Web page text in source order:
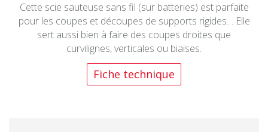
Cette scie sauteuse sans fil (sur batteries) est parfaite
pour les coupes et découpes de supports rigides… Elle
sert aussi bien à faire des coupes droites que
curvilignes, verticales ou biaises.
Fiche technique